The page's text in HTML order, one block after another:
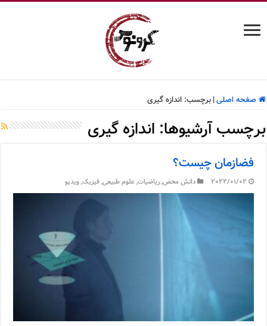
صفحه اصلی| برچسب:اندازه گیری
برچسب آرشیوها: اندازه گیری
فضازمان چیست؟
2022/01/02 دانش محض,ریاضیات,علوم طبیعی,فیزیک,ویدیو